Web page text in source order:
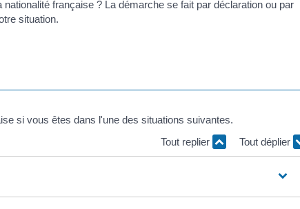
française ? La démarche se fait par déclaration ou par
situation.
si vous êtes dans l'une des situations suivantes.
Tout replier
Tout déplier